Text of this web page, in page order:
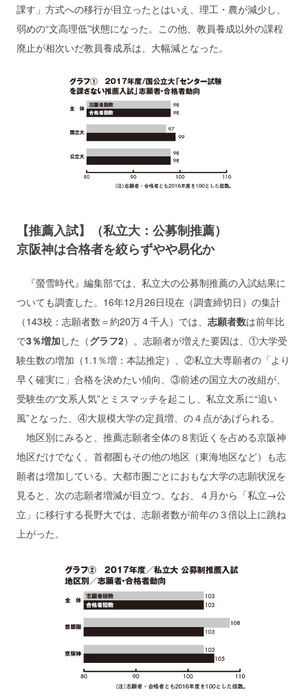
課す」方式への移行が目立ったとはいえ、理工・農が減少し、
弱めの“文高理低”状態になった。この他、教員養成以外の課程
廃止が相次いだ教員養成系は、大幅減となった。
【推薦入試】（私立大：公募制推薦）
京阪神は合格者を絞らずやや易化か
『螢雪時代』編集部では、私立大の公募制推薦の入試結果に
ついても調査した。16年12月26日現在（調査締切日）の集計
（143校：志願者数＝約20万４千人）では、 志願者数は前年比
で3％増加 した（グラフ2）。志願者が増えた要因は、①大学受
験生数の増加（1.1％増：本誌推定）、②私立大専願者の「より
早く確実に」合格を決めたい傾向、③前述の国立大の改組が、
受験生の“文系人気”とミスマッチを起こし、私立文系に“追い
風”となった、④大規模大学の定員増、の４点があげられる。
地区別にみると、推薦志願者全体の８割近くを占める京阪神
地区だけでなく、首都圏もその他の地区（東海地区など）も志
願者は増加している。大都市圏ごとにおもな大学の志願状況を
見ると、次の志願者増減が目立つ。なお、４月から「私立→公
立」に移行する長野大では、志願者数が前年の３倍以上に跳ね
上がった。